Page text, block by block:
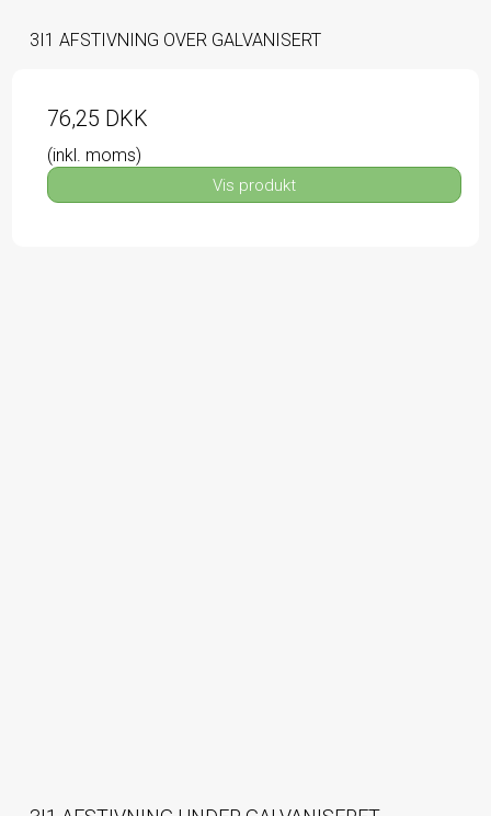
3I1 AFSTIVNING OVER GALVANISERT
76,25 DKK
(inkl. moms)
Vis produkt